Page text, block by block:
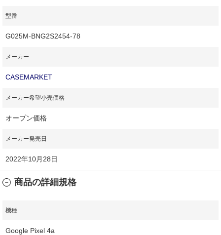
型番
G025M-BNG2S2454-78
メーカー
CASEMARKET
メーカー希望小売価格
オープン価格
メーカー発売日
2022年10月28日
商品の詳細規格
機種
Google Pixel 4a